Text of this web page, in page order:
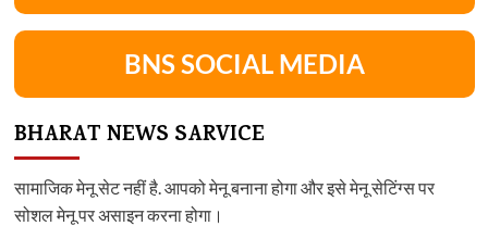
BNS SOCIAL MEDIA
BHARAT NEWS SARVICE
सामाजिक मेनू सेट नहीं है. आपको मेनू बनाना होगा और इसे मेनू सेटिंग्स पर
सोशल मेनू पर असाइन करना होगा।